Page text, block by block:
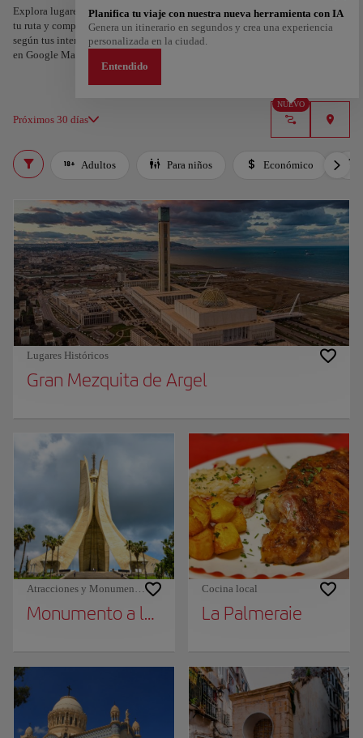
Explora lugares, experiencias y marca con el corazón tus favoritos para crear
tu ruta y compartirla. ¿Quieres más ideas? Obtén un itinerario personalizado
según tus intereses y la duración de tu viaje: en sólo dos pasos y descargable
en Google Maps.
Próximos 30 días
NUEVO
Planifica tu viaje con nuestra nueva herramienta con IA
Genera un itinerario en segundos y crea una experiencia
personalizada en la ciudad.
Entendido
Adultos Para niños Económico
Lugares Históricos
Gran Mezquita de Argel
Atracciones y Monumentos
Monumento a los Mártires
Cocina local
La Palmeraie